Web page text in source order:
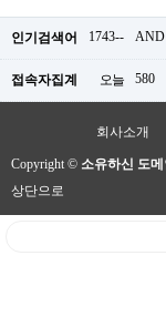
인기검색어 1743-- AND
접속자집계 오늘 580
회사소개
Copyright © 소유하신 도
상단으로